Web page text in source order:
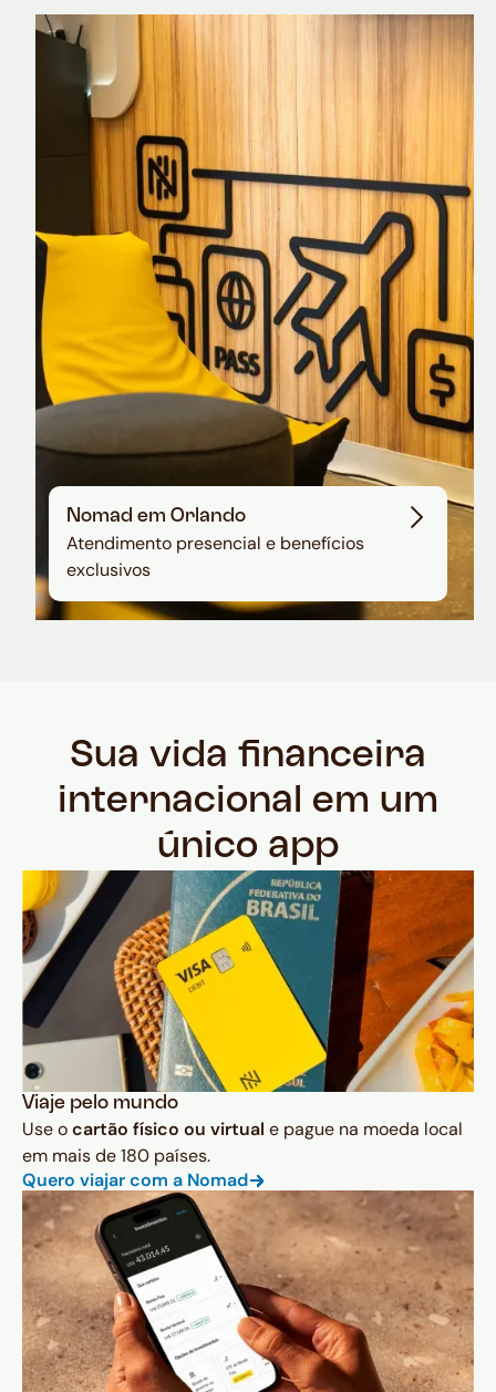
Nomad Explorer
Cartão de crédito brasileiro com cashback
em dólar
Nomad em Orlando
Atendimento presencial e benefícios
exclusivos
Sua vida financeira
internacional em um
único app
Viaje pelo mundo
Use ocartão físico ou virtual e pague na moeda local
em mais de 180 países.
Quero viajar com a Nomad